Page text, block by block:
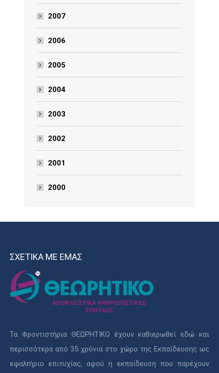
2007
2006
2005
2004
2003
2002
2001
2000
ΣΧΕΤΙΚΑ ΜΕ ΕΜΑΣ
Τα Φροντιστήρια ΘΕΩΡΗΤΙΚΟ έχουν καθιερωθεί εδώ και
περισσότερα από 35 χρόνια στο χώρο της Εκπαίδευσης ως
εφαλτήριο επιτυχίας, αφού η εκπαίδευση που παρέχουν